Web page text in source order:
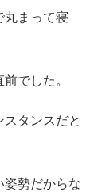
丸まって寝
でした。
タンスだと
姿勢だからな